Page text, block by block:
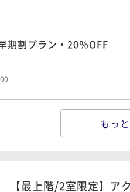
期割プラン・20％OFF
15％OFF【素泊まり】
もっ
【最上階/2室限定】ア